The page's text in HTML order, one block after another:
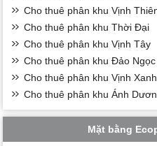
Cho thuê phân khu Vịnh
Cho thuê phân khu Thời Đại
Cho thuê phân khu Vịnh Tây
Cho thuê phân khu Đảo Ngọc
Cho thuê phân khu Vịnh Xanh
Cho thuê phân khu Ánh
Mặt bằng